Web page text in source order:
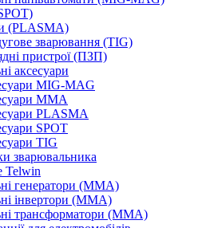
(PLASMA)
зварювання (TIG)
пристрої (ПЗП)
аксесуари
MIG-MAG
MMA
PLASMA
SPOT
TIG
зварювальника
Telwin
генератори (MMA)
інвертори (MMA)
трансформатори (MMA)